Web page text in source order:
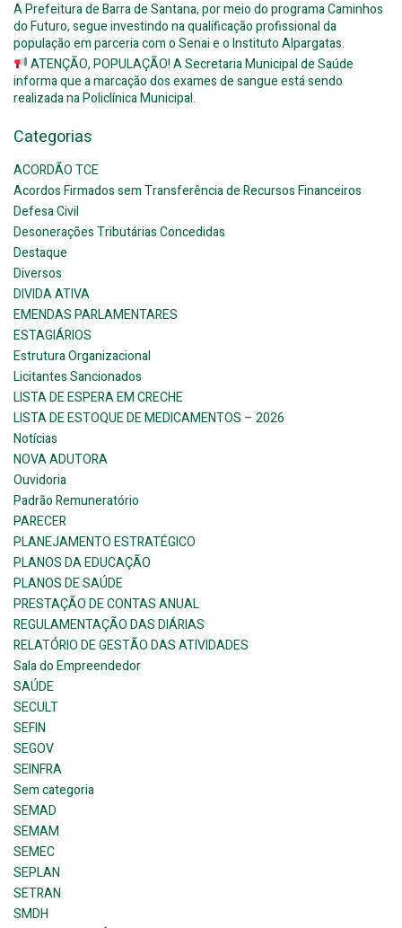
A Prefeitura de Barra de Santana, por meio do programa Caminhos
do Futuro, segue investindo na qualificação profissional da
população em parceria com o Senai e o Instituto Alpargatas.
ATENÇÃO, POPULAÇÃO! A Secretaria Municipal de Saúde
informa que a marcação dos exames de sangue está sendo
realizada na Policlínica Municipal.
Categorias
ACORDÃO TCE
Acordos Firmados sem Transferência de Recursos Financeiros
Defesa Civil
Desonerações Tributárias Concedidas
Destaque
Diversos
DIVIDA ATIVA
EMENDAS PARLAMENTARES
ESTAGIÁRIOS
Estrutura Organizacional
Licitantes Sancionados
LISTA DE ESPERA EM CRECHE
LISTA DE ESTOQUE DE MEDICAMENTOS – 2026
Notícias
NOVA ADUTORA
Ouvidoria
Padrão Remuneratório
PARECER
PLANEJAMENTO ESTRATÉGICO
PLANOS DA EDUCAÇÃO
PLANOS DE SAÚDE
PRESTAÇÃO DE CONTAS ANUAL
REGULAMENTAÇÃO DAS DIÁRIAS
RELATÓRIO DE GESTÃO DAS ATIVIDADES
Sala do Empreendedor
SAÚDE
SECULT
SEFIN
SEGOV
SEINFRA
Sem categoria
SEMAD
SEMAM
SEMEC
SEPLAN
SETRAN
SMDH